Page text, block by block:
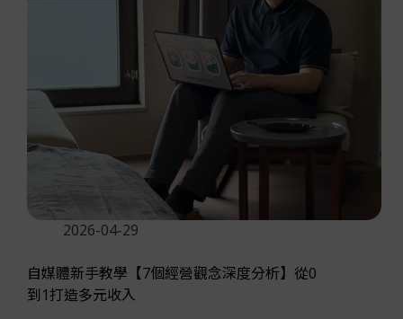
2026-04-29
自媒體新手教學【7個經營觀念深度分析】從0
到1打造多元收入